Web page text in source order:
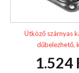
Ütköző szárnyas
dűbelezhető,
1.524